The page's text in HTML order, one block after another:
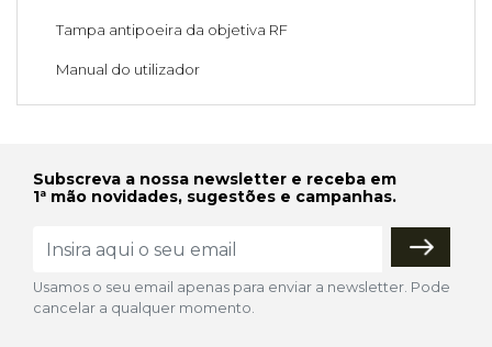
Tampa antipoeira da objetiva RF
Manual do utilizador
Subscreva a nossa newsletter e receba em
1ª mão novidades, sugestões e campanhas.
Usamos o seu email apenas para enviar a newsletter. Pode
cancelar a qualquer momento.